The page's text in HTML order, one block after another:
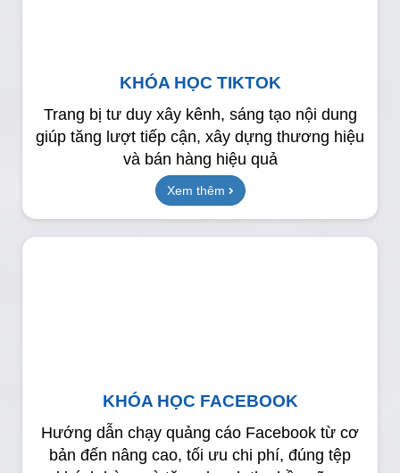
KHÓA HỌC TIKTOK
Trang bị tư duy xây kênh, sáng tạo nội dung
giúp tăng lượt tiếp cận, xây dựng thương hiệu
và bán hàng hiệu quả
Xem thêm
KHÓA HỌC FACEBOOK
Hướng dẫn chạy quảng cáo Facebook từ cơ
bản đến nâng cao, tối ưu chi phí, đúng tệp